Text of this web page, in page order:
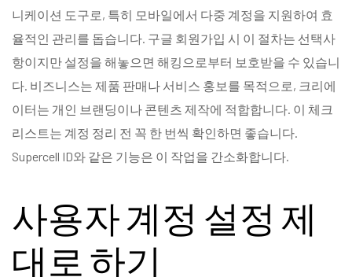
니케이션 도구로, 특히 모바일에서 다중 계정을 지원하여 효
율적인 관리를 돕습니다. 구글 회원가입 시 이 절차는 선택사
항이지만 설정을 해놓으면 해킹으로부터 보호받을 수 있습니
다. 비즈니스는 제품 판매나 서비스 홍보를 목적으로, 크리에
이터는 개인 브랜딩이나 콘텐츠 제작에 적합합니다. 이 체크
리스트는 계정 정리 전 꼭 한 번씩 확인하면 좋습니다.
Supercell ID와 같은 기능은 이 작업을 간소화합니다.
사용자 계정 설정 제
대로 하기